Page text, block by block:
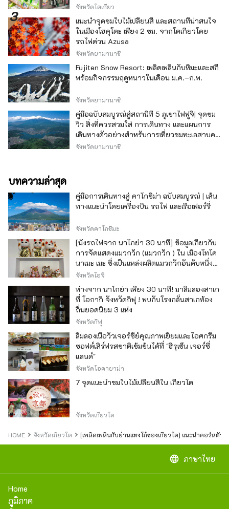
จังหวัดโตเกียว
แนะนำจุดชมใบไม้เปลี่ยนสี และสถานที่น่าสนใจ
ในเมืองโฮคุโตะ เพียง 2 ชม. จากโตเกียวโดย
รถไฟด่วน Azusa
จังหวัดยามานาชิ
Fujiten Snow Resort: เพลิดเพลินกับหิมะและสกี
พร้อมกิจกรรมฤดูหนาวในเดือน ม.ค.–ก.พ.
จังหวัดยามานาชิ
คู่มือฉบับสมบูรณ์สู่สถานีที่ 5 ภูเขาไฟฟูจิ| จุดชม
วิว สิ่งที่ควรสวมใส่ การเดินทาง และแผนการ
เดินทางตัวอย่างสำหรับการเที่ยวชมทะเลสาบคา
วากุจิ
จังหวัดยามานาชิ
บทความล่าสุด
คู่มือการเดินทางสู่ คาโกชิม่า ฉบับสมบูรณ์ | เส้น
ทางแนะนำโดยเครื่องบิน รถไฟ และเรือเฟอร์รี่
จังหวัดคาโกชิมะ
[นั่งรถไฟจาก นาโกย่า 30 นาที] ข้อมูลเกี่ยวกับ
การจัดแสดงแมวกวัก (แมวกวัก ) ใน เมืองโทโค
นาเมะ เมะ ซึ่งเป็นแหล่งผลิตแมวกวักอันดับหนึ่ง
ของญี่ปุ่น
จังหวัดไอจิ
ห่างจาก นาโกย่า เพียง 30 นาที! มาลิ้มลองสาเก
ที่ โอกากิ จังหวัดกิฟุ ! พบกับโรงกลั่นสาเกท้อง
ถิ่นยอดนิยม 3 แห่ง
จังหวัดกิฟุ
ลิ้มลองเนื้อวัวเจอร์ซีย์คุณภาพเยี่ยมและไอศกรีม
ซอฟต์เสิร์ฟรสชาติเข้มข้นได้ที่ "ฮิรุเซ็น เจอร์ซี่
แลนด์"
จังหวัดโอคายาม่า
7 จุดแนะนำชมใบไม้เปลี่ยนสีใน เกียวโต
จังหวัดเกียวโต
HOME จังหวัดเกียวโต [เพลิดเพลินกับย่านแทงโก้ของเกียวโต] แนะนำคอร์สตัวอ
language ภาษาไทย
Home
ภูมิภาค